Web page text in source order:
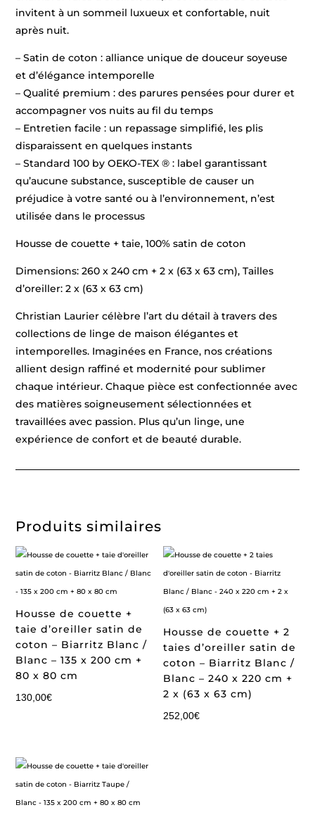
63
cm)
invitent à un sommeil luxueux et confortable, nuit
après nuit.
– Satin de coton : alliance unique de douceur soyeuse
et d’élégance intemporelle
– Qualité premium : des parures pensées pour durer et
accompagner vos nuits au fil du temps
– Entretien facile : un repassage simplifié, les plis
disparaissent en quelques instants
– Standard 100 by OEKO-TEX ® : label garantissant
qu’aucune substance, susceptible de causer un
préjudice à votre santé ou à l’environnement, n’est
utilisée dans le processus
Housse de couette + taie, 100% satin de coton
Dimensions: 260 x 240 cm + 2 x (63 x 63 cm), Tailles
d’oreiller: 2 x (63 x 63 cm)
Christian Laurier célèbre l’art du détail à travers des
collections de linge de maison élégantes et
intemporelles. Imaginées en France, nos créations
allient design raffiné et modernité pour sublimer
chaque intérieur. Chaque pièce est confectionnée avec
des matières soigneusement sélectionnées et
travaillées avec passion. Plus qu’un linge, une
expérience de confort et de beauté durable.
Produits similaires
Housse de couette +
taie d’oreiller satin de
coton – Biarritz Blanc /
Blanc – 135 x 200 cm +
80 x 80 cm
130,00€
Housse de couette + 2
taies d’oreiller satin de
coton – Biarritz Blanc /
Blanc – 240 x 220 cm +
2 x (63 x 63 cm)
252,00€